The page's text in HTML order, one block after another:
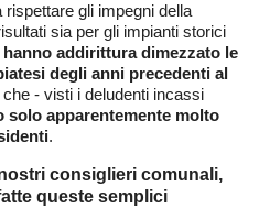
gli impegni della
sia per gli impianti storici
hanno addirittura dimezzato le
degli anni precedenti al
- visti i deludenti incassi
solo apparentemente molto
.
consiglieri comunali,
queste semplici